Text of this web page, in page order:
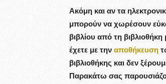
Ακόμη και αν τα
μπορούν να χωρέσουν
βιβλίου από τη
έχετε με την αποθήκευση
βιβλιοθήκης και δεν
Παρακάτω σας